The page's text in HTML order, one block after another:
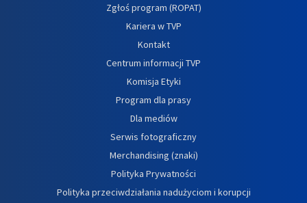
Zgłoś program (ROPAT)
Kariera w TVP
Kontakt
Centrum informacji TVP
Komisja Etyki
Program dla prasy
Dla mediów
Serwis fotograficzny
Merchandising (znaki)
Polityka Prywatności
Polityka przeciwdziałania nadużyciom i korupcji